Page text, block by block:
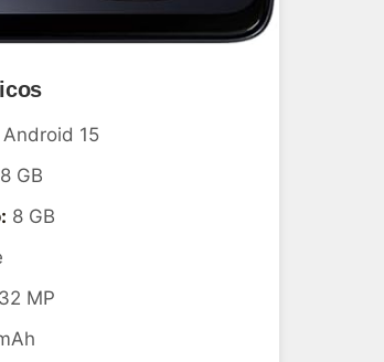
Android 15
8 GB
8 GB
32 MP